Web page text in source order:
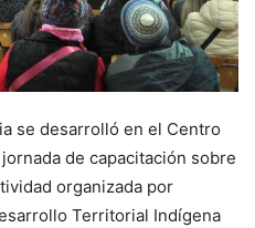
se desarrolló en el Centro
de capacitación sobre
organizada por
Territorial Indígena